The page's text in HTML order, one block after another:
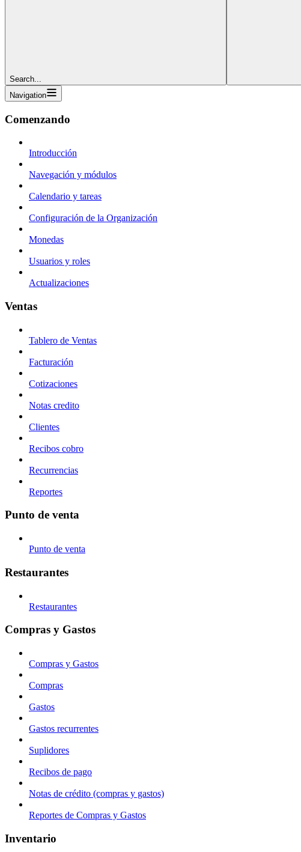
Search...
Navigation
Comenzando
Introducción
Navegación y módulos
Calendario y tareas
Configuración de la Organización
Monedas
Usuarios y roles
Actualizaciones
Ventas
Tablero de Ventas
Facturación
Cotizaciones
Notas credito
Clientes
Recibos cobro
Recurrencias
Reportes
Punto de venta
Punto de venta
Restaurantes
Restaurantes
Compras y Gastos
Compras y Gastos
Compras
Gastos
Gastos recurrentes
Suplidores
Recibos de pago
Notas de crédito (compras y gastos)
Reportes de Compras y Gastos
Inventario